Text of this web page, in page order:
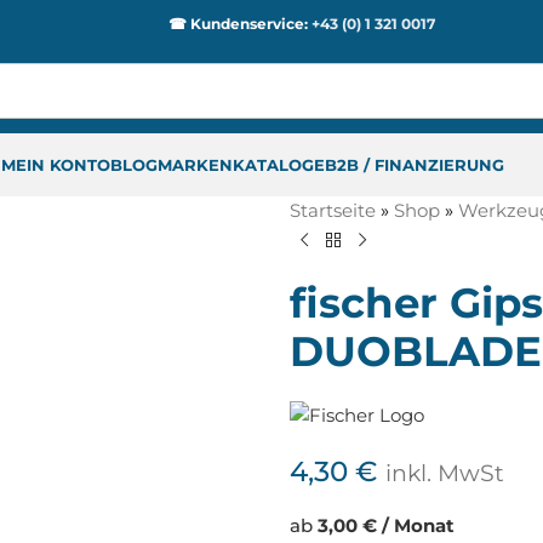
☎ Kundenservice:+43 (0) 1 321 0017
MEIN KONTOBLOGMARKENKATALOGEB2B / FINANZIERUNG
Startseite » Shop »
fischer
4,30 € inkl. MwSt
ab 3,00 € / Monat